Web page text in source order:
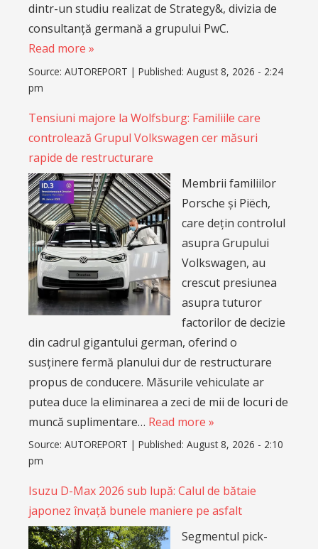
dintr-un studiu realizat de Strategy&, divizia de
consultanță germană a grupului PwC.
Read more »
Source: AUTOREPORT | Published: August 8, 2026 - 2:24
pm
Tensiuni majore la Wolfsburg: Familiile care
controlează Grupul Volkswagen cer măsuri
rapide de restructurare
Membrii familiilor
Porsche și Piëch,
care dețin controlul
asupra Grupului
Volkswagen, au
crescut presiunea
asupra tuturor
factorilor de decizie
din cadrul gigantului german, oferind o
susținere fermă planului dur de restructurare
propus de conducere. Măsurile vehiculate ar
putea duce la eliminarea a zeci de mii de locuri de
muncă suplimentare… Read more »
Source: AUTOREPORT | Published: August 8, 2026 - 2:10
pm
Isuzu D-Max 2026 sub lupă: Calul de bătaie
japonez învață bunele maniere pe asfalt
Segmentul pick-